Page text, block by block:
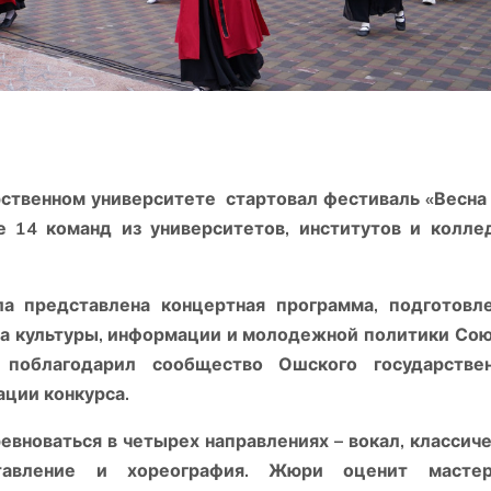
университете стартовал фестиваль
команд из университетов, институтов и
​​концертная программа,
культуры, информации и молодежной политики
сообщество Ошского
конкурса.
в четырех направлениях – вокал,
и хореография. Жюри оценит